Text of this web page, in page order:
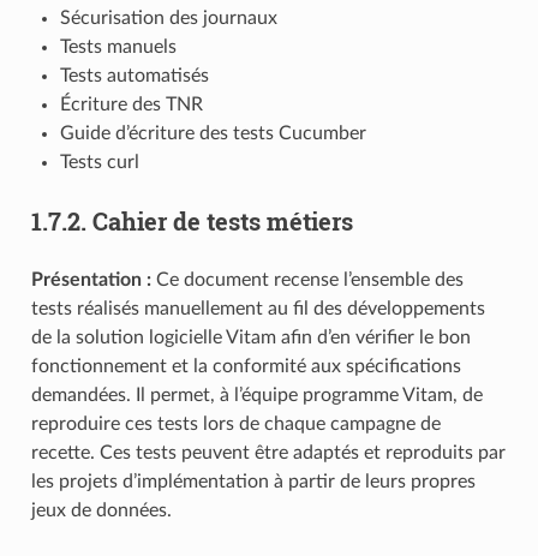
Sécurisation des journaux
Tests manuels
Tests automatisés
Écriture des TNR
Guide d’écriture des tests Cucumber
Tests curl
1.7.2. Cahier de tests métiers
Présentation :Ce document recense l’ensemble des
tests réalisés manuellement au fil des développements
de la solution logicielle Vitam afin d’en vérifier le bon
fonctionnement et la conformité aux spécifications
demandées. Il permet, à l’équipe programme Vitam, de
reproduire ces tests lors de chaque campagne de
recette. Ces tests peuvent être adaptés et reproduits par
les projets d’implémentation à partir de leurs propres
jeux de données.